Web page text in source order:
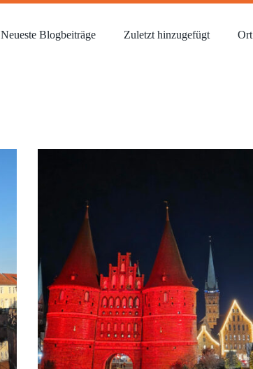
Neueste Blogbeiträge Zuletzt hinzugefügt Ort